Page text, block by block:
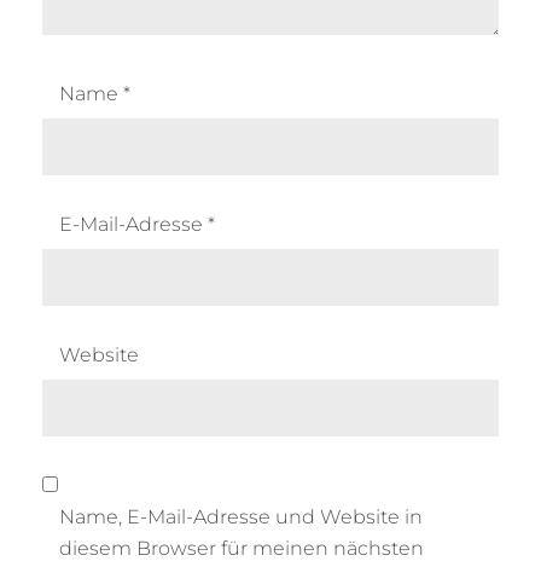
Name *
E-Mail-Adresse *
Website
Name, E-Mail-Adresse und Website in
diesem Browser für meinen nächsten